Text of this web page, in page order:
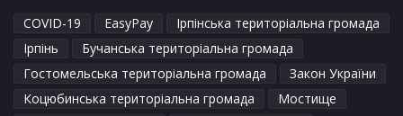
COVID-19 EasyPay
Ірпінська територіальна громада
Ірпінь
Бучанська територіальна громада
Гостомельська територіальна громада
Закон України
Коцюбинська територіальна громада
Мостище